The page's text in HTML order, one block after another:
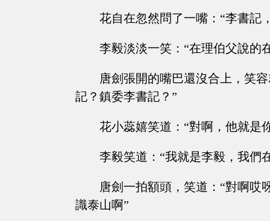
花自在忽然問了一嘴：“李書記
李毅淡淡一笑：“在理伯父說的
唐劍張開的嘴巴還沒合上，笑
記？鎮委李書記？”
花小蕊嬉笑道：“對啊，他就是
李毅笑道：“我就是李毅，我們
唐劍一拍額頭，笑道：“對啊哎
識泰山啊”